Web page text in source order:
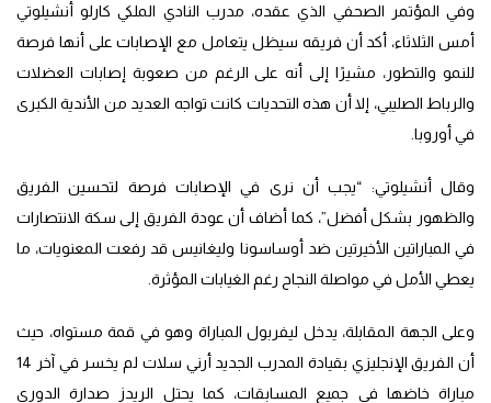
وفي المؤتمر الصحفي الذي عقده، مدرب النادي الملكي كارلو أنشيلوتي
أمس الثلاثاء، أكد أن فريقه سيظل يتعامل مع الإصابات على أنها فرصة
للنمو والتطور، مشيرًا إلى أنه على الرغم من صعوبة إصابات العضلات
والرباط الصليبي، إلا أن هذه التحديات كانت تواجه العديد من الأندية الكبرى
في أوروبا.
وقال أنشيلوتي: “يجب أن نرى في الإصابات فرصة لتحسين الفريق
والظهور بشكل أفضل”، كما أضاف أن عودة الفريق إلى سكة الانتصارات
في المباراتين الأخيرتين ضد أوساسونا وليغانيس قد رفعت المعنويات، ما
يعطي الأمل في مواصلة النجاح رغم الغيابات المؤثرة.
وعلى الجهة المقابلة، يدخل ليفربول المباراة وهو في قمة مستواه، حيث
أن الفريق الإنجليزي بقيادة المدرب الجديد أرني سلات لم يخسر في آخر 14
مباراة خاضها في جميع المسابقات، كما يحتل الريدز صدارة الدوري